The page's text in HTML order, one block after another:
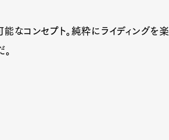
なコンセプト。純粋にライディングを楽